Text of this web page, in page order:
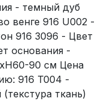
- темный дуб
венге 916 U002 -
916 3096 - Цвет
основания -
90 см Цена
916 T004 -
ткань)